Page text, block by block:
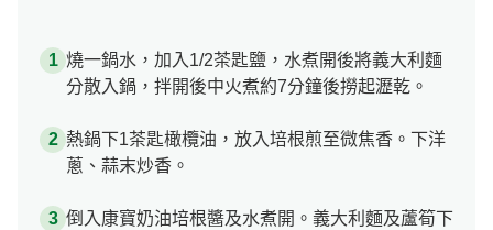
燒一鍋水，加入1/2茶匙鹽，水煮開後將義大利麵
分散入鍋，拌開後中火煮約7分鐘後撈起瀝乾。
熱鍋下1茶匙橄欖油，放入培根煎至微焦香。下洋
蔥、蒜末炒香。
倒入康寶奶油培根醬及水煮開。義大利麵及蘆筍下